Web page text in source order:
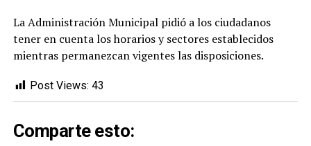
La Administración Municipal pidió a los ciudadanos
tener en cuenta los horarios y sectores establecidos
mientras permanezcan vigentes las disposiciones.
Post Views: 43
Comparte esto: